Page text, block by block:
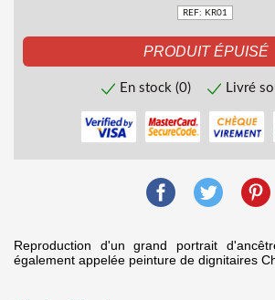
REF: KR01
En stock (0) Livré
Reproduction d'un grand portrait
également appelée peinture de dignitaires